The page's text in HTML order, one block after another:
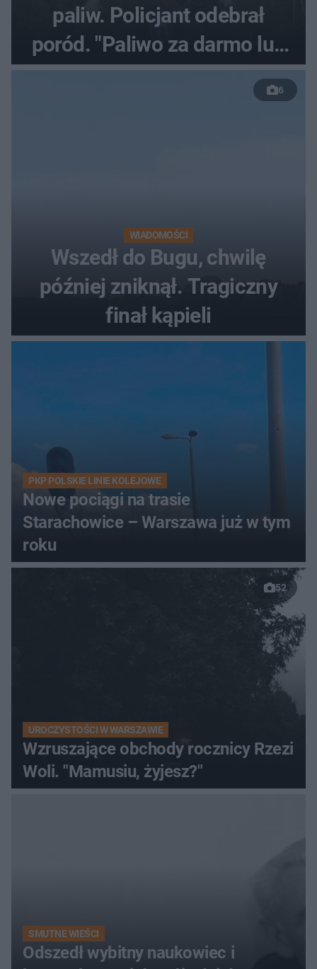
paliw. Policjant odebrał
poród. "Paliwo za darmo lub
50 %!"
6
WIADOMOŚCI
Wszedł do Bugu, chwilę
później zniknął. Tragiczny
finał kąpieli
PKP POLSKIE LINIE KOLEJOWE
Nowe pociągi na trasie
Starachowice – Warszawa już w tym
roku
52
UROCZYSTOŚCI W WARSZAWIE
Wzruszające obchody rocznicy Rzezi
Woli. "Mamusiu, żyjesz?"
SMUTNE WIEŚCI
Odszedł wybitny naukowiec i